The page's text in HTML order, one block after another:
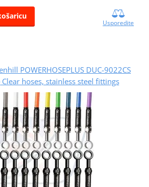
Usporedite
POWERHOSEPLUS DUC-9022CS
hoses, stainless steel fittings